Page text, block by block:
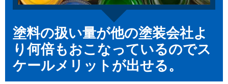
塗料の扱い量が他の塗装会社よ
り何倍もおこなっているのでス
ケールメリットが出せる。